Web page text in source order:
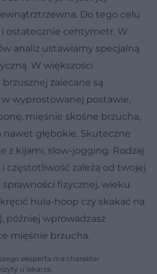
Do tego celu
i ostatecznie centymetr. W
analiz ustawiamy specjalną
W większości
zalecane są
wyprostowanej postawie,
mięśnie skośne brzucha,
nawet głębokie. Skuteczne
z kijami, slow-jogging. Rodzaj
i częstotliwość zależą od twojej
sprawności fizycznej, wieku.
hula-hoop czy skakać na
później wprowadzasz
mięśnie brzucha.
eksperta ma charakter
u lekarza.